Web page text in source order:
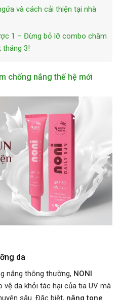
và cách cải thiện tại nhà
1 – Đừng bỏ lỡ combo chăm
tháng 3!
chống nắng thế hệ mới
da
nắng thông thường, NONI
vệ da khỏi tác hại của tia UV mà
sâu. Đặc biệt, nâng tone